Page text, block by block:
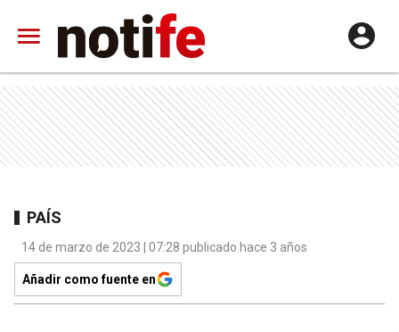
PAÍS
14 de marzo de 2023 | 07:28 publicado hace 3 años
Añadir como fuente en